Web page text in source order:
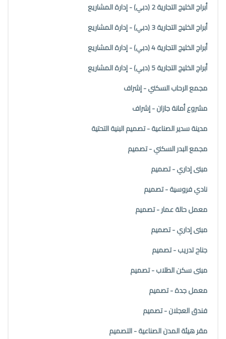
أبراج الخليج التجارية 2 (دبي) - إدارة المشاريع
أبراج الخليج التجارية 3 (دبي) - إدارة المشاريع
أبراج الخليج التجارية 4 (دبي) - إدارة المشاريع
أبراج الخليج التجارية 5 (دبي) - إدارة المشاريع
مجمع الرحاب السكني - إشراف
مشروع أمانة جازان - إشراف
مدينة سدير الصناعية - تصميم البنية التحتية
مجمع البدر السكني - تصميم
مبنى إداري - تصميم
نادي فروسية - تصميم
معمل حالة عمار - تصميم
مبنى إداري - تصميم
جناح تدريب - تصميم
مبنى سكن الطلاب - تصميم
معمل جدة - تصميم
فندق العجلان - تصميم
مقر هيئة المدن الصناعية - التصميم